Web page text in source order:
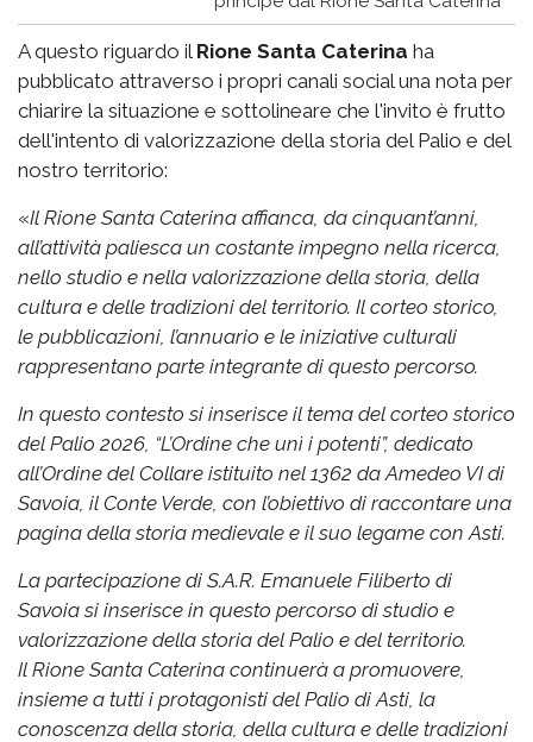
A questo riguardo il Rione Santa Caterina ha
pubblicato attraverso i propri canali social una nota per
chiarire la situazione e sottolineare che l'invito è frutto
dell'intento di valorizzazione della storia del Palio e del
nostro territorio:
«Il Rione Santa Caterina affianca, da cinquant’anni,
all’attività paliesca un costante impegno nella ricerca,
nello studio e nella valorizzazione della storia, della
cultura e delle tradizioni del territorio. Il corteo storico,
le pubblicazioni, l’annuario e le iniziative culturali
rappresentano parte integrante di questo percorso.
In questo contesto si inserisce il tema del corteo storico
del Palio 2026, “L’Ordine che unì i potenti”, dedicato
all’Ordine del Collare istituito nel 1362 da Amedeo VI di
Savoia, il Conte Verde, con l’obiettivo di raccontare una
pagina della storia medievale e il suo legame con Asti.
La partecipazione di S.A.R. Emanuele Filiberto di
Savoia si inserisce in questo percorso di studio e
valorizzazione della storia del Palio e del territorio.
Il Rione Santa Caterina continuerà a promuovere,
insieme a tutti i protagonisti del Palio di Asti, la
conoscenza della storia, della cultura e delle tradizioni